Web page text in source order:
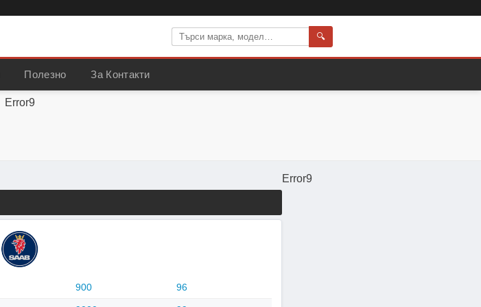
🔍
Полезно За Контакти
Error9
900 96
Error9